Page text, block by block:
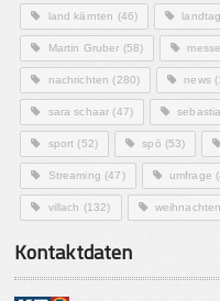
land kärnten (46) landtag
Martin Gruber (58) messe
nachrichten (280) news
sara schaar (47)
sport (52) spö (53)
Streaming (47) umfrage
villach (132) weihnachten
Kontaktdaten